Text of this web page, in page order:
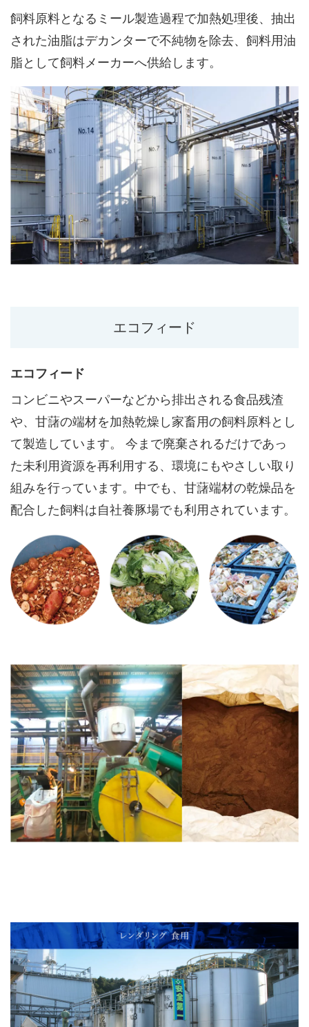
飼料原料となるミール製造過程で加熱処理後、抽出
された油脂はデカンターで不純物を除去、飼料用油
脂として飼料メーカーへ供給します。
エコフィード
エコフィード
コンビニやスーパーなどから排出される食品残渣
や、甘藷の端材を加熱乾燥し家畜用の飼料原料とし
て製造しています。 今まで廃棄されるだけであっ
た未利用資源を再利用する、環境にもやさしい取り
組みを行っています。中でも、甘藷端材の乾燥品を
配合した飼料は自社養豚場でも利用されています。